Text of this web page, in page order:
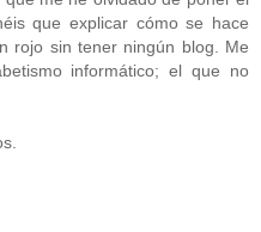
que explicar cómo se hace
rojo sin tener ningún blog. Me
informático; el que no